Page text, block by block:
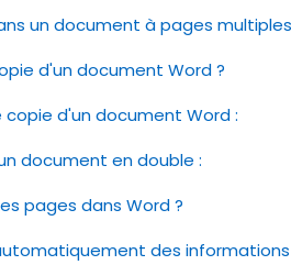
un document à pages multiples
d'un document Word ?
copie d'un document Word :
document en double :
pages dans Word ?
des